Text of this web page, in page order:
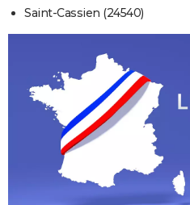
Saint-Cassien (24540)